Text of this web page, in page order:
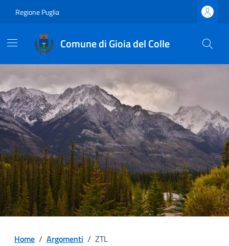
Regione Puglia
Comune di Gioia del Colle
Home / Argomenti / ZTL